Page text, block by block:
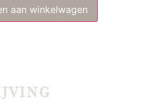
aan winkelwagen